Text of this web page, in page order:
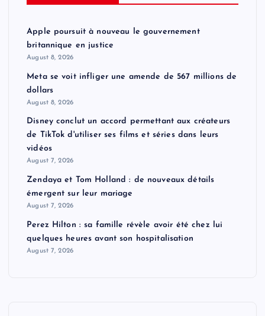
Apple poursuit à nouveau le gouvernement
britannique en justice
August 8, 2026
Meta se voit infliger une amende de 567 millions de
dollars
August 8, 2026
Disney conclut un accord permettant aux créateurs
de TikTok d'utiliser ses films et séries dans leurs
vidéos
August 7, 2026
Zendaya et Tom Holland : de nouveaux détails
émergent sur leur mariage
August 7, 2026
Perez Hilton : sa famille révèle avoir été chez lui
quelques heures avant son hospitalisation
August 7, 2026